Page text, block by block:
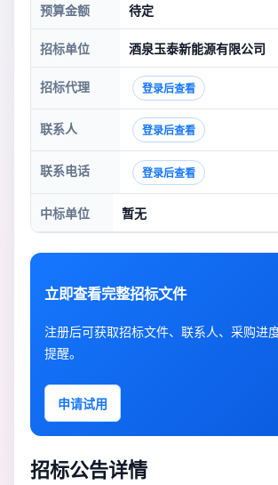
预算金额 待定
招标单位 酒泉玉泰新能源有限公司
招标代理 登录后查看
联系人 登录后查看
联系电话 登录后查看
中标单位 暂无
立即查看完整招标文件
注册后可获取招标文件、联系人、采购进
提醒。
申请试用
招标公告详情